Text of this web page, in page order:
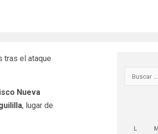
tras el ataque
Nueva
, lugar de
L M